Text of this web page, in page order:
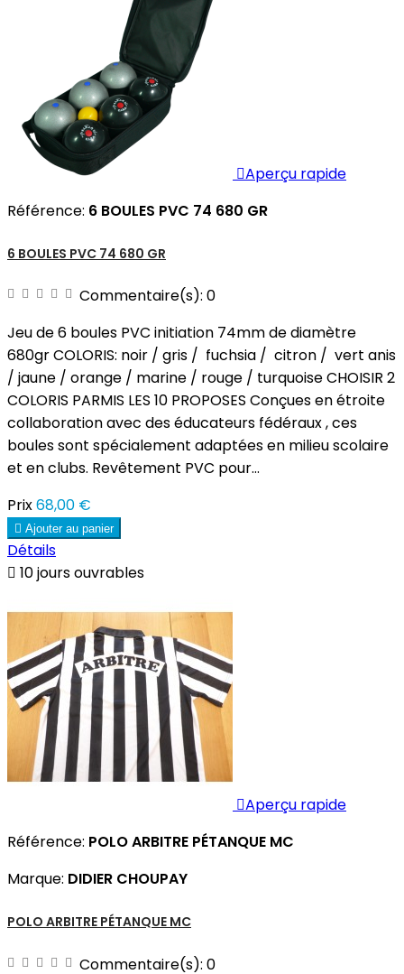
Aperçu rapide
Référence: 6 BOULES PVC 74 680 GR
6 BOULES PVC 74 680 GR
Commentaire(s): 0
Jeu de 6 boules PVC initiation 74mm de diamètre
680gr COLORIS: noir / gris / fuchsia / citron / vert anis
/ jaune / orange / marine / rouge / turquoise CHOISIR 2
COLORIS PARMIS LES 10 PROPOSES Conçues en étroite
collaboration avec des éducateurs fédéraux , ces
boules sont spécialement adaptées en milieu scolaire
et en clubs. Revêtement PVC pour...
Prix68,00 €
 Ajouter au panier
Détails
 10 jours ouvrables
Aperçu rapide
Référence: POLO ARBITRE PÉTANQUE MC
Marque: DIDIER CHOUPAY
POLO ARBITRE PÉTANQUE MC
Commentaire(s): 0